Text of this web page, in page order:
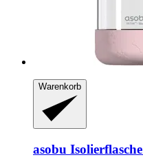
Warenkorb
asobu